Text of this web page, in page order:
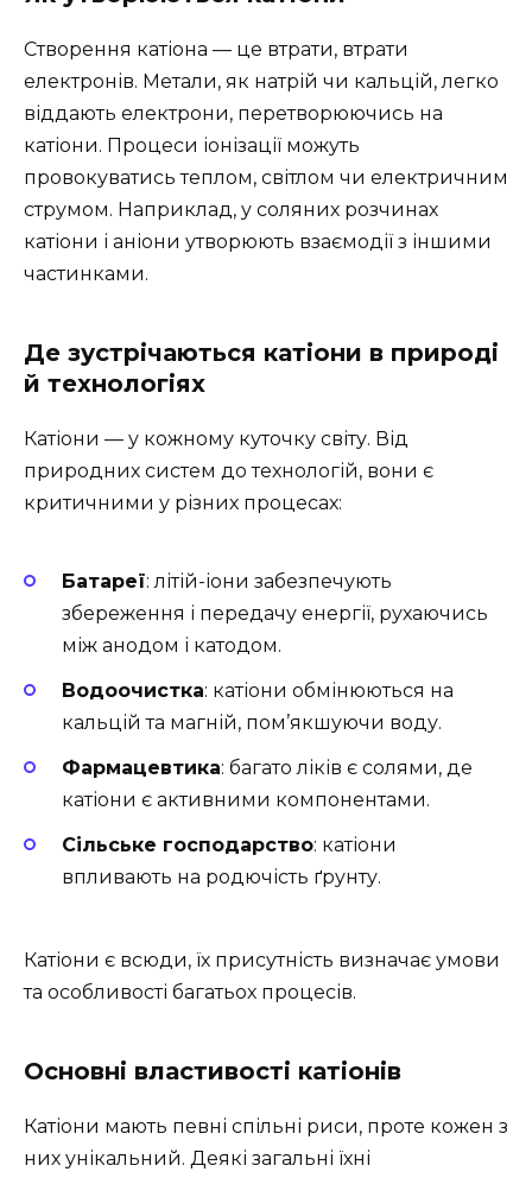
Створення катіона — це втрати, втрати
електронів. Метали, як натрій чи кальцій, легко
віддають електрони, перетворюючись на
катіони. Процеси іонізації можуть
провокуватись теплом, світлом чи електричним
струмом. Наприклад, у соляних розчинах
катіони і аніони утворюють взаємодії з іншими
частинками.
Де зустрічаються катіони в природі
й технологіях
Катіони — у кожному куточку світу. Від
природних систем до технологій, вони є
критичними у різних процесах:
Батареї: літій-іони забезпечують
збереження і передачу енергії, рухаючись
між анодом і катодом.
Водоочистка: катіони обмінюються на
кальцій та магній, пом’якшуючи воду.
Фармацевтика: багато ліків є солями, де
катіони є активними компонентами.
Сільське господарство: катіони
впливають на родючість ґрунту.
Катіони є всюди, їх присутність визначає умови
та особливості багатьох процесів.
Основні властивості катіонів
Катіони мають певні спільні риси, проте кожен з
них унікальний. Деякі загальні їхні